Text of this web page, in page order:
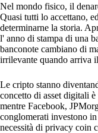
Nel mondo fisico, il
Quasi tutti lo accettano,
determinarne la storia.
l' anno di stampa di una
banconote cambiano di
irrilevante quando arriva
Le cripto stanno
concetto di asset digitali
mentre Facebook,
conglomerati investono
necessità di privacy coin